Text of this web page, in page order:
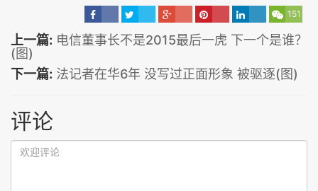
151
上一篇: 电信董事长不是2015最后一虎 下一个是谁？
(图)
下一篇: 法记者在华6年 没写过正面形象 被驱逐(图)
评论